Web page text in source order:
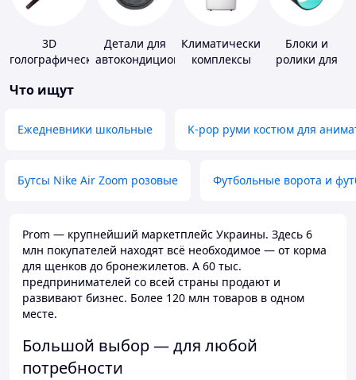
3D
голографические
Детали для
автокондиционеров
Климатические
комплексы
Блоки и
ролики для
Что ищут
Ежедневники школьные K-pop руми костюм для
Бутсы Nike Air Zoom розовые Футбольные ворота и
Prom — крупнейший маркетплейс Украины. Здесь 6
млн покупателей находят всё необходимое — от корма
для щенков до бронежилетов. А 60 тыс.
предпринимателей со всей страны продают и
развивают бизнес. Более 120 млн товаров в одном
месте.
Большой выбор — для любой
потребности